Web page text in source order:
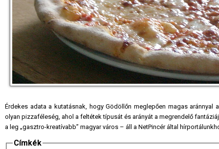
Érdekes adata a kutatásnak, hogy Gödöllőn meglepően magas
olyan pizzaféleség, ahol a feltétek típusát és arányát a megrendelő
a leg „gasztro-kreatívabb” magyar város – áll a NetPincér által
Címkék